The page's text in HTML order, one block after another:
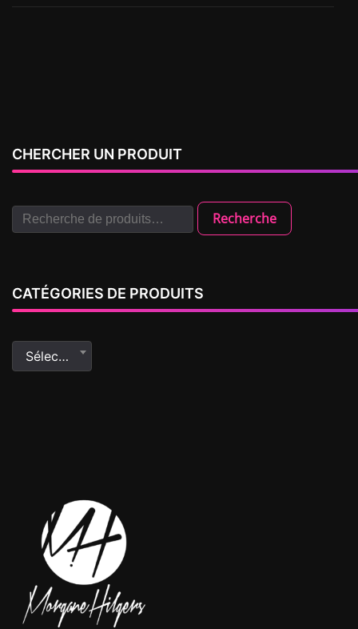
CHERCHER UN PRODUIT
Recherche
CATÉGORIES DE PRODUITS
Sélectionner une catégorie